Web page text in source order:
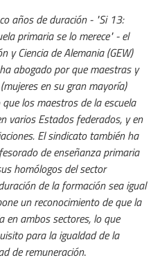
años de duración - "Si 13:
primaria se lo merece" - el
y Ciencia de Alemania (GEW)
abogado por que maestras y
en su gran mayoría)
los maestros de la escuela
varios Estados federados, y en
El sindicato también ha
de enseñanza primaria
homólogos del sector
de la formación sea igual
un reconocimiento de que la
en ambos sectores, lo que
para la igualdad de la
de remuneración.